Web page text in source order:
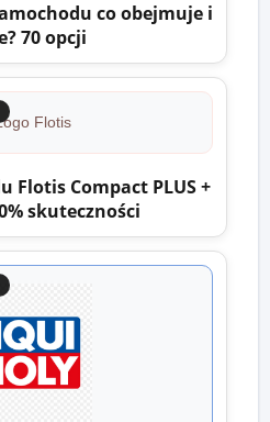
co obejmuje i
70 opcji
Flotis Compact PLUS +
skuteczności